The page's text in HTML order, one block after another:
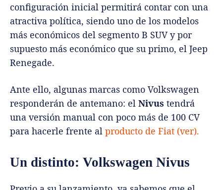
configuración inicial permitirá contar con una
atractiva política, siendo uno de los modelos
más económicos del segmento B SUV y por
supuesto más económico que su primo, el Jeep
Renegade.
Ante ello, algunas marcas como Volkswagen
responderán de antemano: el Nivus tendrá
una versión manual con poco más de 100 CV
para hacerle frente al producto de Fiat (ver).
Un distinto: Volkswagen Nivus